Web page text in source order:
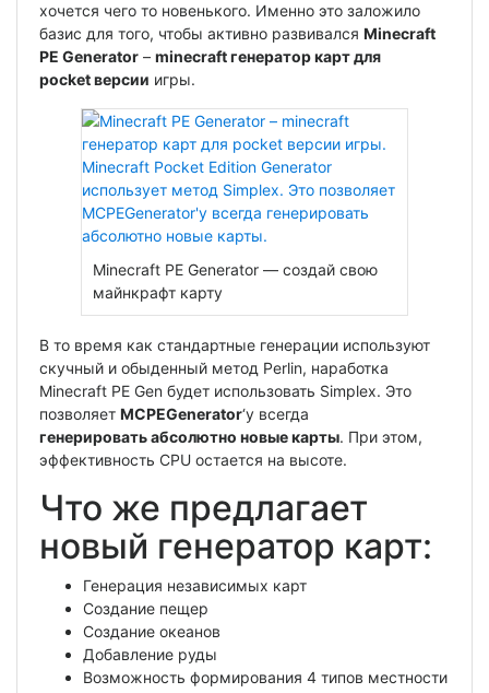
хочется чего то новенького. Именно это заложило
базис для того, чтобы активно развивался Minecraft
PE Generator – minecraft генератор карт для
pocket версии игры.
Minecraft PE Generator — создай свою
майнкрафт карту
В то время как стандартные генерации используют
скучный и обыденный метод Perlin, наработка
Minecraft PE Gen будет использовать Simplex. Это
позволяет MCPEGenerator‘у всегда
генерировать абсолютно новые карты. При этом,
эффективность CPU остается на высоте.
Что же предлагает
новый генератор карт:
Генерация независимых карт
Создание пещер
Создание океанов
Добавление руды
Возможность формирования 4 типов местности